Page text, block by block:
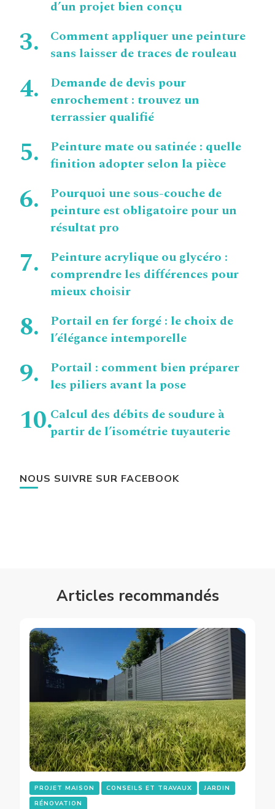
d’un projet bien conçu
Comment appliquer une peinture
sans laisser de traces de rouleau
Demande de devis pour
enrochement : trouvez un
terrassier qualifié
Peinture mate ou satinée : quelle
finition adopter selon la pièce
Pourquoi une sous-couche de
peinture est obligatoire pour un
résultat pro
Peinture acrylique ou glycéro :
comprendre les différences pour
mieux choisir
Portail en fer forgé : le choix de
l’élégance intemporelle
Portail : comment bien préparer
les piliers avant la pose
Calcul des débits de soudure à
partir de l’isométrie tuyauterie
NOUS SUIVRE SUR FACEBOOK
Articles recommandés
PROJET MAISON CONSEILS ET TRAVAUX
JARDIN
RÉNOVATION